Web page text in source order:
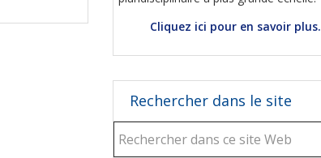
Cliquez ici pour en savoir plus.
Rechercher dans le site
dans